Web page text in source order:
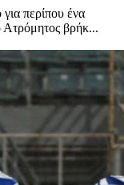
περίπου ένα
Ατρόμητος βρήκ...